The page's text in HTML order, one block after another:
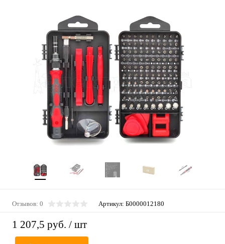
Отзывов: 0 Артикул: Б0000012180
1 207,5 руб. / шт